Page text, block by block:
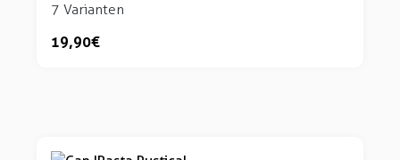
7 Varianten
19,90 €